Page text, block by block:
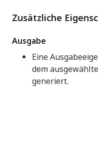
Zusätzliche
Ausgabe
Eine
dem
generiert.